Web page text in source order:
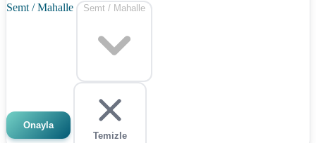
Semt / Mahalle Semt / Mahalle
Onayla
Temizle